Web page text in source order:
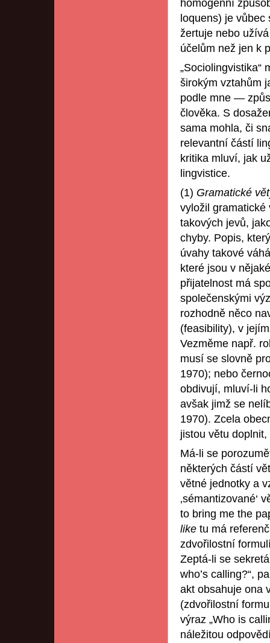
homogenní
loquens) je
žertuje nebo
účelům než jen k
„Sociolingvistika“
širokým vztahům
podle mne —
člověka. S
sama mohla, či
relevantní částí
kritika mluví, jak
lingvistice.
(1) Gramatické
vyložil gramatické
takových jevů,
chyby. Popis,
úvahy takové
které jsou v
přijatelnost má
společenskými
rozhodně něco
(feasibility), v
Vezměme např.
musí se slovně
1970); nebo
obdivují, mluví-li
avšak jimž se
1970). Zcela
jistou větu
Má-li se
některých částí
větné jednotky a
‚sémantizované‘
to bring me the
like tu má
zdvořilostní
Zeptá-li se
who’s calling?“,
akt obsahuje ona
(zdvořilostní
výraz „Who is
náležitou